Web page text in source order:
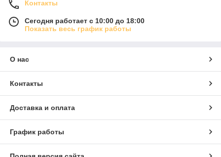
Контакты
Сегодня работает с 10:00 до 18:00
Показать весь график работы
О нас
Контакты
Доставка и оплата
График работы